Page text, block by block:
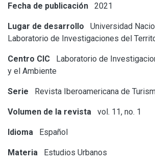
Fecha de publicación 2021
Lugar de desarrollo
Universidad
Laboratorio de Investigaciones del
Centro CIC
Laboratorio de
y el Ambiente
Serie Revista Iberoamericana de
Volumen de la revista vol. 11, no. 1
Idioma Español
Materia Estudios Urbanos